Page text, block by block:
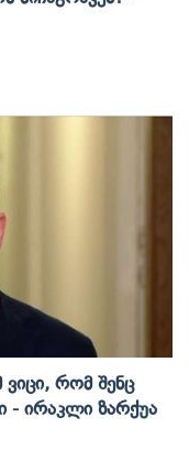
Ვიცი, Რომ Შენც
- Ირაკლი Ზარქუა